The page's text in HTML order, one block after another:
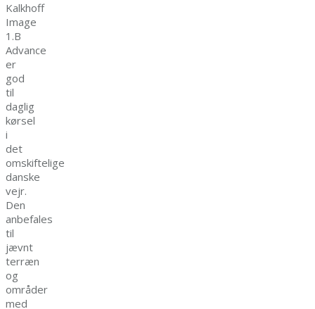
Kalkhoff
Image
1.B
Advance
er
god
til
daglig
kørsel
i
det
omskiftelige
danske
vejr.
Den
anbefales
til
jævnt
terræn
og
områder
med